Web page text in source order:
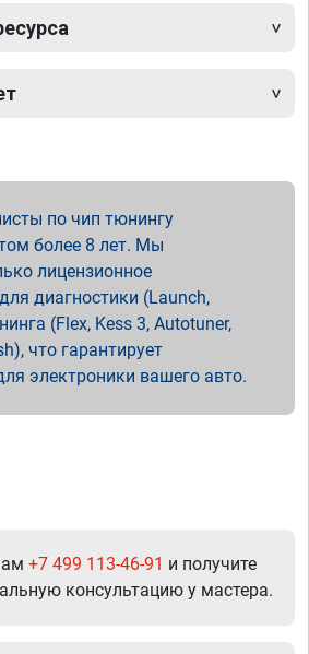
по чип тюнингу
более 8 лет. Мы
лицензионное
диагностики (Launch,
(Flex, Kess 3, Autotuner,
что гарантирует
электроники вашего авто.
+7 499 113-46-91 и получите
консультацию у мастера.